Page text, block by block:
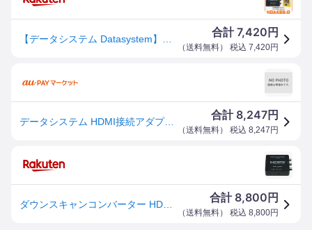
合計7,420 円
（送料無料） 税込 7,420円
データシステム HDMI接続アダプター 汎用 Datasystem
合計 8,247円
（送料無料） 税込 8,247 円
合計 8,800 円
（送料無料） 税込 8,800円